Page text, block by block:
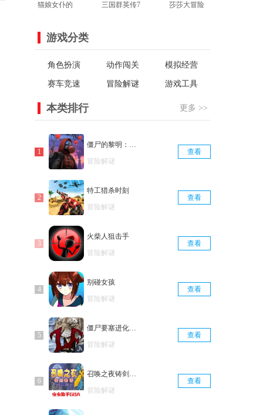
猫娘女仆的
版本
三国群英传7
莎莎大冒险
游戏分类
角色扮演 动作闯关 模拟经营
赛车竞速 冒险解谜 游戏工具
本类排行 更多 >>
僵尸的黎明：生存在线版
冒险解谜
查看
特工猎杀时刻
冒险解谜
查看
火柴人狙击手
冒险解谜
查看
别碰女孩
冒险解谜
查看
僵尸要塞进化冰河世纪中文版
冒险解谜
查看
召唤之夜铸剑物语3
冒险解谜
查看